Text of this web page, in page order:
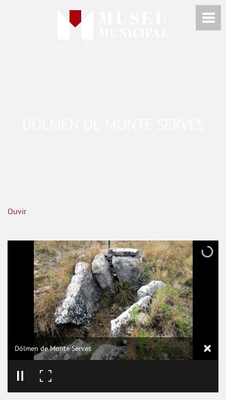
Ouvir
Dólmen de Monte Serves